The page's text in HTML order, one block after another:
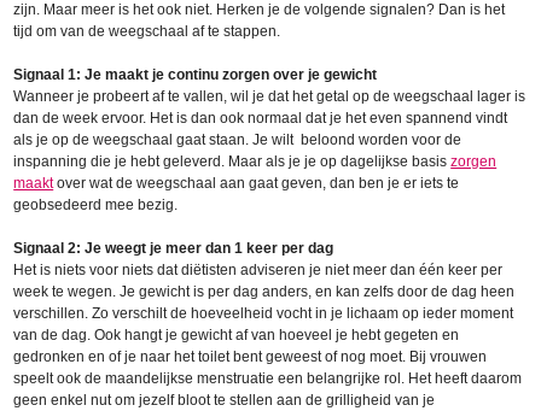
zijn. Maar meer is het ook niet. Herken je de volgende signalen? Dan is het
tijd om van de weegschaal af te stappen.
Signaal 1: Je maakt je continu zorgen over je gewicht
Wanneer je probeert af te vallen, wil je dat het getal op de weegschaal lager is
dan de week ervoor. Het is dan ook normaal dat je het even spannend vindt
als je op de weegschaal gaat staan. Je wilt beloond worden voor de
inspanning die je hebt geleverd. Maar als je je op dagelijkse basiszorgen
maaktover wat de weegschaal aan gaat geven, dan ben je er iets te
geobsedeerd mee bezig.
Signaal 2: Je weegt je meer dan 1 keer per dag
Het is niets voor niets dat diëtisten adviseren je niet meer dan één keer per
week te wegen. Je gewicht is per dag anders, en kan zelfs door de dag heen
verschillen. Zo verschilt de hoeveelheid vocht in je lichaam op ieder moment
van de dag. Ook hangt je gewicht af van hoeveel je hebt gegeten en
gedronken en of je naar het toilet bent geweest of nog moet. Bij vrouwen
speelt ook de maandelijkse menstruatie een belangrijke rol. Het heeft daarom
geen enkel nut om jezelf bloot te stellen aan de grilligheid van je